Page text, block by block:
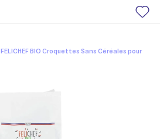
FELICHEF BIO Croquettes Sans Céréales pour